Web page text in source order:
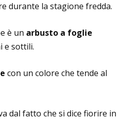
durante la stagione fredda.
è un arbusto a foglie
e sottili.
con un colore che tende al
dal fatto che si dice fiorire in